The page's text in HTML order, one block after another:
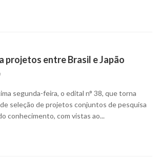
projetos entre Brasil e Japão
segunda-feira, o edital n° 38, que torna
seleção de projetos conjuntos de pesquisa
conhecimento, com vistas ao...